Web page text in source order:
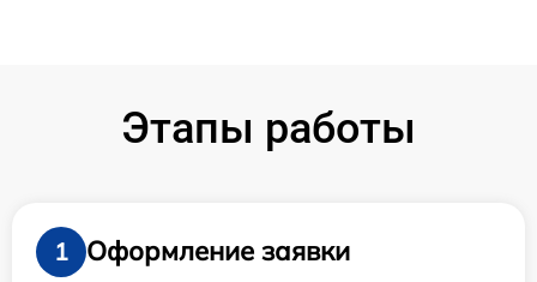
Этапы работы
1
Оформление заявки